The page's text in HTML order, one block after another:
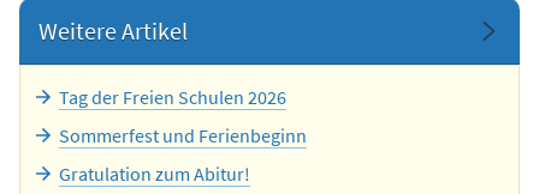
Weitere Artikel
Tag der Freien Schulen 2026
Sommerfest und Ferienbeginn
Gratulation zum Abitur!